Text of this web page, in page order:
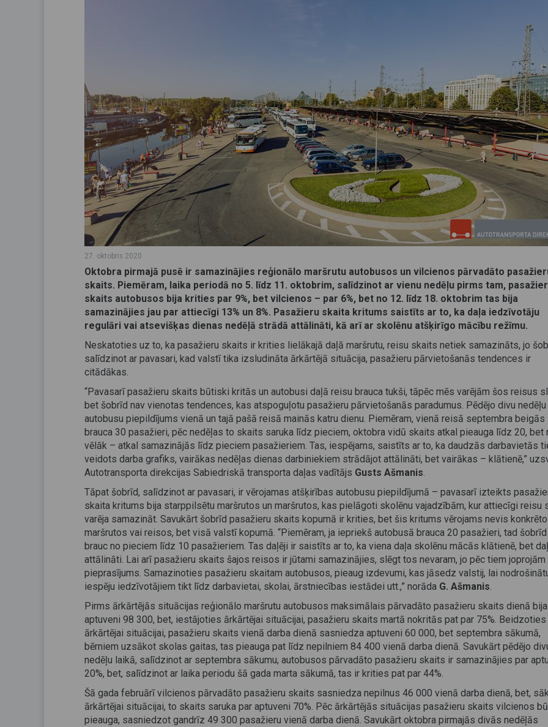
27. oktobris 2020
Oktobra pirmajā pusē ir samazinājies reģionālo maršrutu autobusos un vilcienos pārvadāto
skaits. Piemēram, laika periodā no 5. līdz 11. oktobrim, salīdzinot ar vienu nedēļu pirms tam,
skaits autobusos bija krities par 9%, bet vilcienos – par 6%, bet no 12. līdz 18. oktobrim tas bija
samazinājies jau par attiecīgi 13% un 8%. Pasažieru skaita kritums saistīts ar to, ka daļa iedzīvotāju
regulāri vai atsevišķas dienas nedēļā strādā attālināti, kā arī ar skolēnu atšķirīgo mācību režīmu.
Neskatoties uz to, ka pasažieru skaits ir krities lielākajā daļā maršrutu, reisu skaits netiek samazināts, jo
salīdzinot ar pavasari, kad valstī tika izsludināta ārkārtējā situācija, pasažieru pārvietošanās tendences ir
citādākas.
“Pavasarī pasažieru skaits būtiski kritās un autobusi daļā reisu brauca tukši, tāpēc mēs varējām šos reisus
bet šobrīd nav vienotas tendences, kas atspoguļotu pasažieru pārvietošanās paradumus. Pēdējo divu
autobusu piepildījums vienā un tajā pašā reisā mainās katru dienu. Piemēram, vienā reisā septembra beigās
brauca 30 pasažieri, pēc nedēļas to skaits saruka līdz pieciem, oktobra vidū skaits atkal pieauga līdz 20, bet
vēlāk – atkal samazinājās līdz pieciem pasažieriem. Tas, iespējams, saistīts ar to, ka daudzās darbavietās
veidots darba grafiks, vairākas nedēļas dienas darbiniekiem strādājot attālināti, bet vairākas – klātienē,”
Autotransporta direkcijas Sabiedriskā transporta daļas vadītājs Gusts Ašmanis.
Tāpat šobrīd, salīdzinot ar pavasari, ir vērojamas atšķirības autobusu piepildījumā – pavasarī izteikts
skaita kritums bija starppilsētu maršrutos un maršrutos, kas pielāgoti skolēnu vajadzībām, kur attiecīgi reisu
varēja samazināt. Savukārt šobrīd pasažieru skaits kopumā ir krities, bet šis kritums vērojams nevis
maršrutos vai reisos, bet visā valstī kopumā. “Piemēram, ja iepriekš autobusā brauca 20 pasažieri, tad
brauc no pieciem līdz 10 pasažieriem. Tas daļēji ir saistīts ar to, ka viena daļa skolēnu mācās klātienē, bet
attālināti. Lai arī pasažieru skaits šajos reisos ir jūtami samazinājies, slēgt tos nevaram, jo pēc tiem joprojām
pieprasījums. Samazinoties pasažieru skaitam autobusos, pieaug izdevumi, kas jāsedz valstij, lai
iespēju iedzīvotājiem tikt līdz darbavietai, skolai, ārstniecības iestādei utt.,” norāda G. Ašmanis.
Pirms ārkārtējās situācijas reģionālo maršrutu autobusos maksimālais pārvadāto pasažieru skaits dienā bija
aptuveni 98 300, bet, iestājoties ārkārtējai situācijai, pasažieru skaits martā nokritās pat par 75%. Beidzoties
ārkārtējai situācijai, pasažieru skaits vienā darba dienā sasniedza aptuveni 60 000, bet septembra sākumā,
bērniem uzsākot skolas gaitas, tas pieauga pat līdz nepilniem 84 400 vienā darba dienā. Savukārt pēdējo
nedēļu laikā, salīdzinot ar septembra sākumu, autobusos pārvadāto pasažieru skaits ir samazinājies par
20%, bet, salīdzinot ar laika periodu šā gada marta sākumā, tas ir krities pat par 44%.
Šā gada februārī vilcienos pārvadāto pasažieru skaits sasniedza nepilnus 46 000 vienā darba dienā, bet,
ārkārtējai situācijai, to skaits saruka par aptuveni 70%. Pēc ārkārtējās situācijas pasažieru skaits vilcienos
pieauga, sasniedzot gandrīz 49 300 pasažieru vienā darba dienā. Savukārt oktobra pirmajās divās nedēļās